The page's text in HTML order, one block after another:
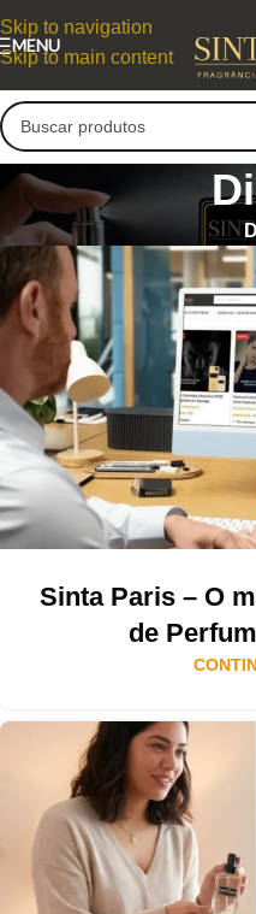
Skip to navigation
Skip to main content
MENU
Sinta Paris – O
de